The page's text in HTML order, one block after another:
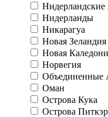
Нидерландские
Нидерланды
Никарагуа
Новая Зеландия
Новая
Норвегия
Объединенные
Оман
Острова Кука
Острова